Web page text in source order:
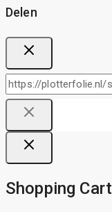
Delen
Shopping Cart